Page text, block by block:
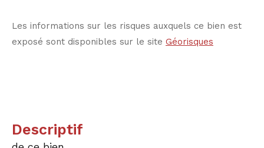
Les informations sur les risques auxquels ce bien est
exposé sont disponibles sur le site Géorisques
descriptif